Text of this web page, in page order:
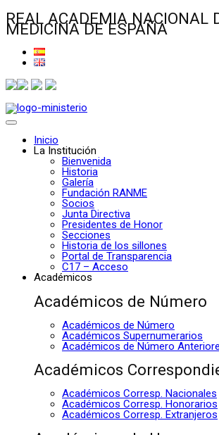
REAL ACADEMIA NACIONAL
MEDICINA DE ESPAÑA
Inicio
La Institución
Bienvenida
Historia
Galería
Fundación RANME
Socios
Junta Directiva
Presidentes de Honor
Secciones
Historia de los sillones
Portal de Transparencia
C17 – Acceso
Académicos
Académicos de Número
Académicos de Número
Académicos Supernumerarios
Académicos de Número
Académicos
Académicos Corresp. Nacionales
Académicos Corresp. Honorarios
Académicos Corresp. Extranjeros